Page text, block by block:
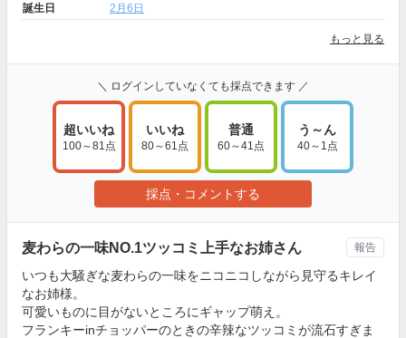
誕生日
2月6日
もっと見る
＼ ログインしていなくても採点できます ／
超いいね
100～81点
いいね
80～61点
普通
60～41点
う～ん
40～1点
採点・コメントする
麦わらの一味NO.1ツッコミ上手なお姉さん
いつも大騒ぎな麦わらの一味をニコニコしながら見守るキレイ
なお姉様。
可愛いものに目がないところにギャップ萌え。
フランキーinチョッパーのときの辛辣なツッコミが流石すぎま
報告